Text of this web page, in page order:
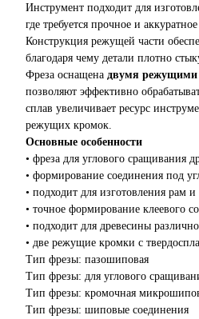
Инструмент подходит для
где требуется прочное и
Конструкция режущей части
благодаря чему детали плотно
Фреза оснащена двумя режущими
позволяют эффективно
сплав увеличивает ресурс
режущих кромок.
Основные особенности
• фреза для углового сращивания
• формирование соединения под
• подходит для изготовления рам и
• точное формирование клеевого
• подходит для древесины
• две режущие кромки с
Тип фрезы: пазошиповая
Тип фрезы: для углового
Тип фрезы: кромочная
Тип фрезы: шиповые соединения